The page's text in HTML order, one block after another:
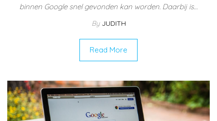
binnen Google snel gevonden kan worden. Daarbij is…
By JUDITH
Read More